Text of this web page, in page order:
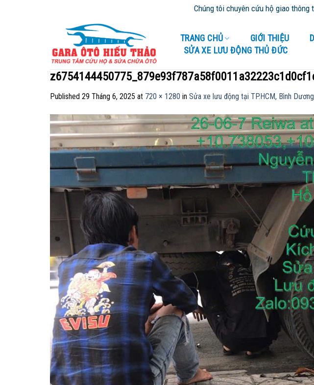
Chúng tôi chuyên cứu hộ giao thông tại
TRANG CHỦ GIỚI THIỆU
SỬA XE LƯU ĐỘNG THỦ ĐỨC
Published 29 Tháng 6, 2025 at 720 × 1280 in Sửa xe lưu động tại TP.HCM, Bình